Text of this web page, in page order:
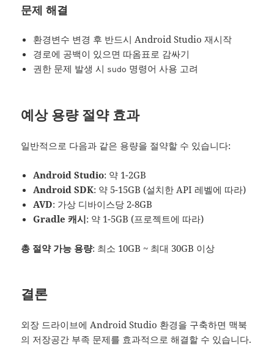
문제 해결
환경변수 변경 후 반드시 Android Studio 재시작
경로에 공백이 있으면 따옴표로 감싸기
권한 문제 발생 시 sudo 명령어 사용 고려
예상 용량 절약 효과
일반적으로 다음과 같은 용량을 절약할 수 있습니다:
Android Studio: 약 1-2GB
Android SDK: 약 5-15GB (설치한 API 레벨에 따라)
AVD: 가상 디바이스당 2-8GB
Gradle 캐시: 약 1-5GB (프로젝트에 따라)
총 절약 가능 용량: 최소 10GB ~ 최대 30GB 이상
결론
외장 드라이브에 Android Studio 환경을 구축하면 맥북
의 저장공간 부족 문제를 효과적으로 해결할 수 있습니다.